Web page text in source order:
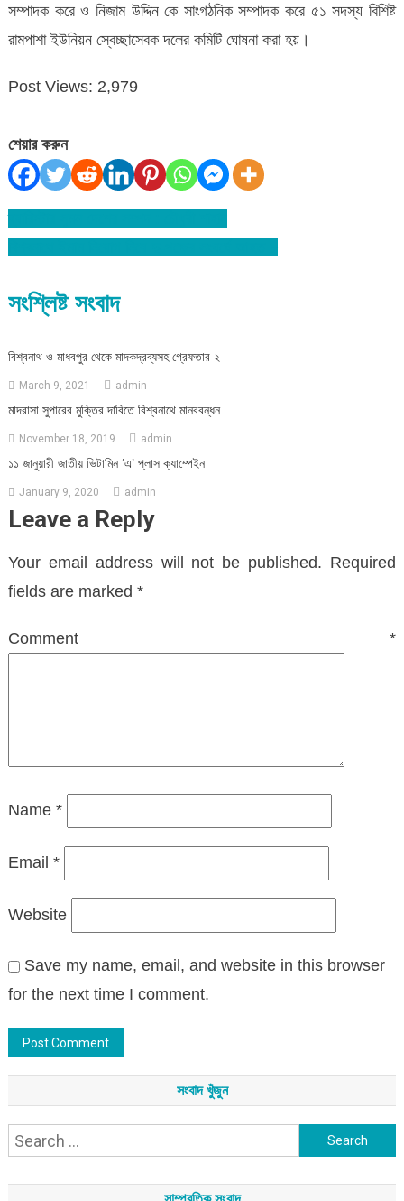
সম্পাদক করে ও নিজাম উদ্দিন কে সাংগঠনিক সম্পাদক করে ৫১ সদস্য বিশিষ্ট
রামপাশা ইউনিয়ন স্বেচ্ছাসেবক দলের কমিটি ঘোষনা করা হয়।
Post Views: 2,979
শেয়ার করুন
Post
ব্যারিস্টার সুমন দেশের সম্পদ : চৌধুরী শাহান
সংশ্লিষ্ট সংবাদ
বিশ্বনাথ ও মাধবপুর থেকে মাদকদ্রব্যসহ গ্রেফতার ২
March 9, 2021 admin
মাদরাসা সুপারের মুক্তির দাবিতে বিশ্বনাথে মানববন্ধন
November 18, 2019 admin
১১ জানুয়ারী জাতীয় ভিটামিন ‘এ’ প্লাস ক্যাম্পেইন
January 9, 2020 admin
Leave a Reply
Your email address will not be published. Required
fields are marked *
Comment*
Name *
Email *
Website
Save my name, email, and website in this browser
for the next time I comment.
সংবাদ খুঁজুন
Search